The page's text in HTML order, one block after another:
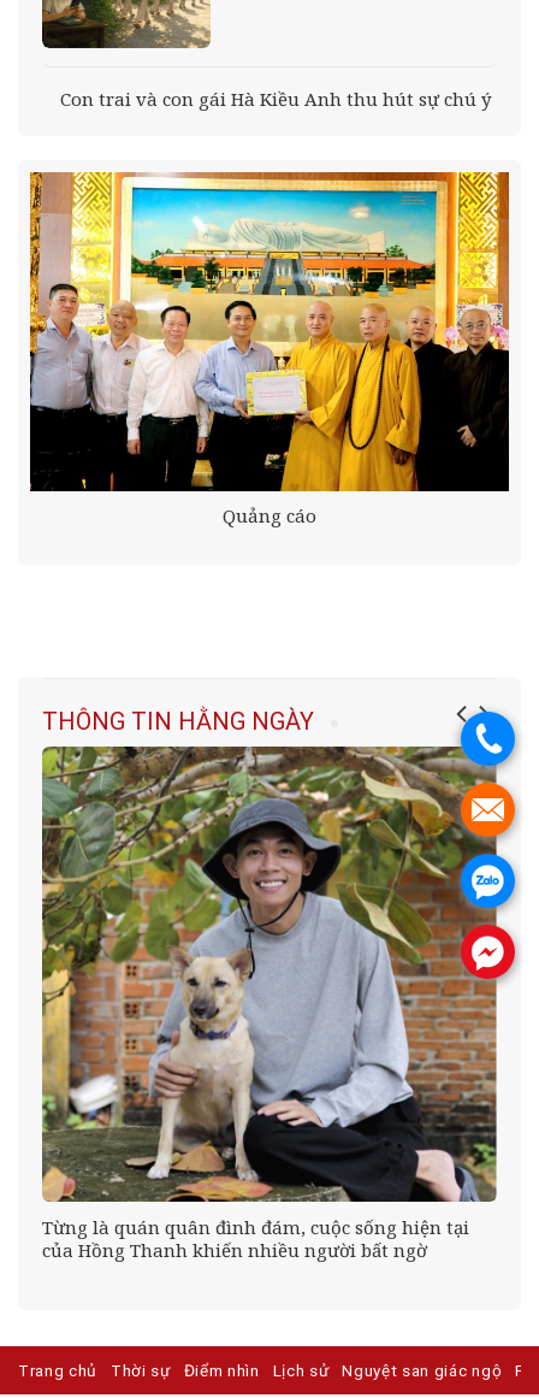
Con trai và con gái Hà Kiều Anh thu hút sự chú ý
Quảng cáo
THÔNG TIN HẰNG NGÀY
Từng là quán quân đình đám, cuộc sống hiện tại
của Hồng Thanh khiến nhiều người bất ngờ
Trang chủ Thời sự Điểm nhìn Lịch sử Nguyệt san giác ngộ
.
.
.
.